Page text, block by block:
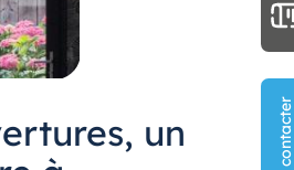
un